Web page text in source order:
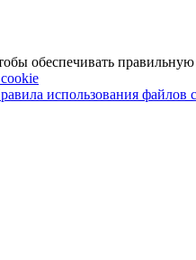
обеспечивать правильную
использования файлов